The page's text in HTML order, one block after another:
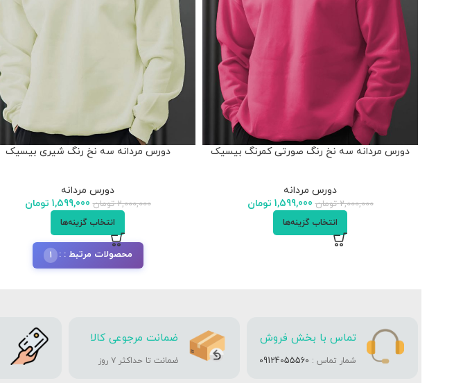
دورس مردانه سه نخ رنگ صورتی کمرنگ بیسیک
دورس مردانه
2,000,000 تومان 1,599,000 تومان
انتخاب گزینه‌ها
دورس مردانه سه نخ رنگ شیری بیسیک
دورس مردانه
2,000,000 تومان 1,599,000 تومان
انتخاب گزینه‌ها
محصولات مرتبط : 1
تماس با بخش فروش
شمار تماس : 09124055560
ضمانت مرجوعی کالا
ضمانت تا حداکثر ۷ روز